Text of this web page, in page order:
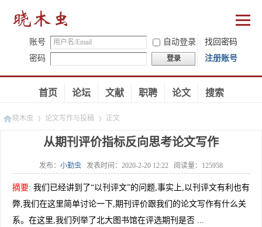
账号 自动登录
找回密码
密码
登录 注册账号
首页 论坛 文献 职聘 论文 搜索
晓木虫 论文写作与投稿
»
正文
从期刊评价指标反向思考论文写作
发布： 小勤虫 发表时间： 2020-2-20 12:22 阅读量： 125958
摘要: 我们已经讲到了“以刊评文”的问题,事实上,以刊评文有利也有
弊,我们在这里简单讨论一下,期刊评价跟我们的论文写作有什么关
系。在这里,我们列举了北大图书馆在评选期刊是否 ...